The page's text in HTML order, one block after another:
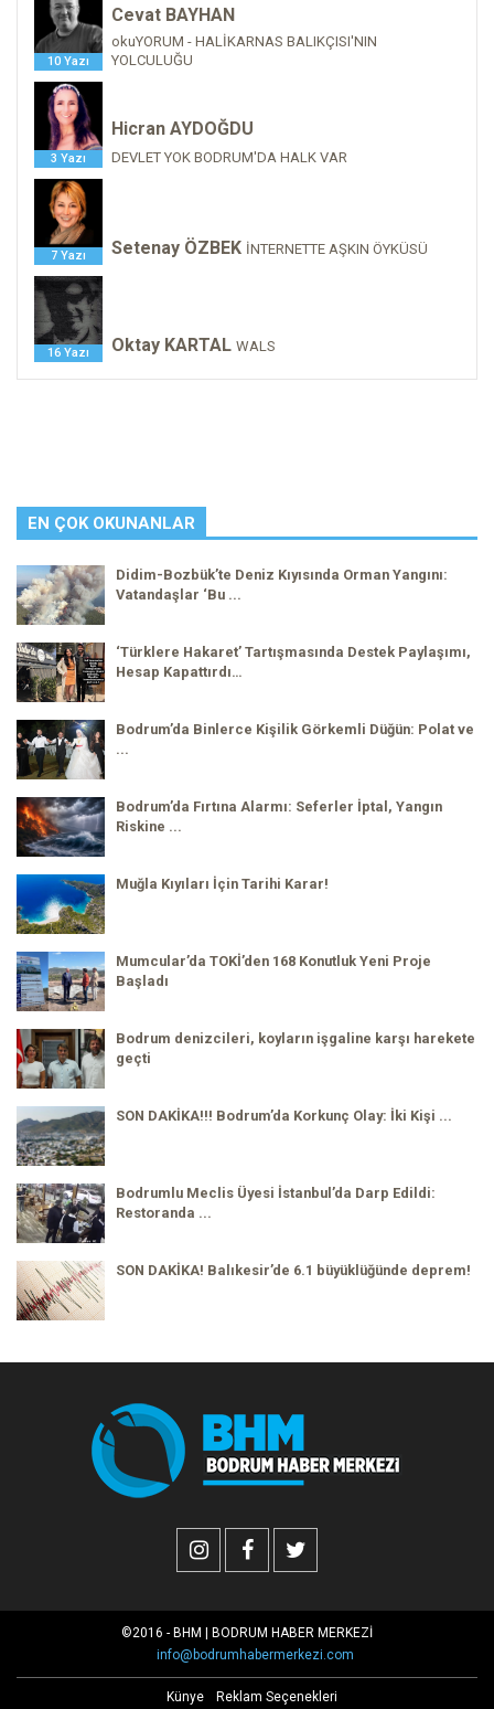
10 Yazı
Cevat BAYHAN
okuYORUM - HALİKARNAS BALIKÇISI'NIN
YOLCULUĞU
3 Yazı
Hicran AYDOĞDU
DEVLET YOK BODRUM'DA HALK VAR
7 Yazı Setenay ÖZBEK İNTERNETTE AŞKIN ÖYKÜSÜ
16 Yazı Oktay KARTAL WALS
EN ÇOK OKUNANLAR
Didim-Bozbük’te Deniz Kıyısında Orman Yangını:
Vatandaşlar ‘Bu ...
‘Türklere Hakaret’ Tartışmasında Destek Paylaşımı,
Hesap Kapattırdı…
Bodrum’da Binlerce Kişilik Görkemli Düğün: Polat ve
...
Bodrum’da Fırtına Alarmı: Seferler İptal, Yangın
Riskine ...
Muğla Kıyıları İçin Tarihi Karar!
Mumcular’da TOKİ’den 168 Konutluk Yeni Proje
Başladı
Bodrum denizcileri, koyların işgaline karşı harekete
geçti
SON DAKİKA!!! Bodrum’da Korkunç Olay: İki Kişi ...
Bodrumlu Meclis Üyesi İstanbul’da Darp Edildi:
Restoranda ...
SON DAKİKA! Balıkesir’de 6.1 büyüklüğünde deprem!
©2016 - BHM | BODRUM HABER MERKEZİ
info@bodrumhabermerkezi.com
Künye Reklam Seçenekleri